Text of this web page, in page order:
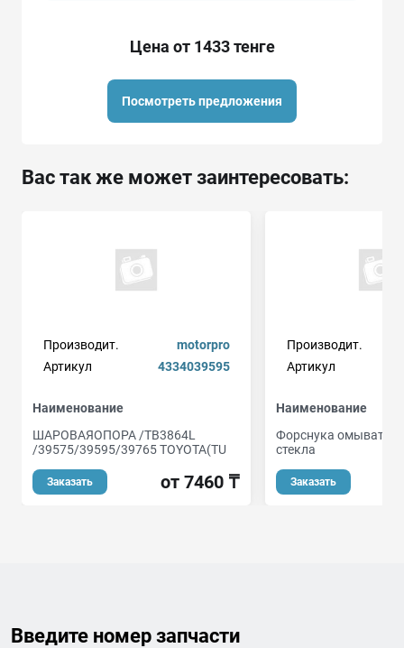
Цена от 1433 тенге
Посмотреть предложения
Вас так же может заинтересовать:
Производит.
motorpro
Артикул
4334039595
Наименование
ШАРОВАЯОПОРА /TB3864L
/39575/39595/39765 TOYOTA(TU
Заказать от 7460 ₸
Производит.
Артикул
Наименование
Форснука
стекла
Заказать
Введите номер запчасти